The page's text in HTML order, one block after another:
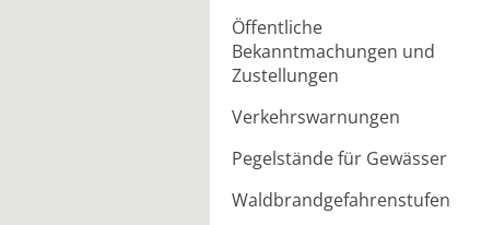
Öffentliche
Bekanntmachungen und
Zustellungen
Verkehrswarnungen
Pegelstände für Gewässer
Waldbrandgefahrenstufen